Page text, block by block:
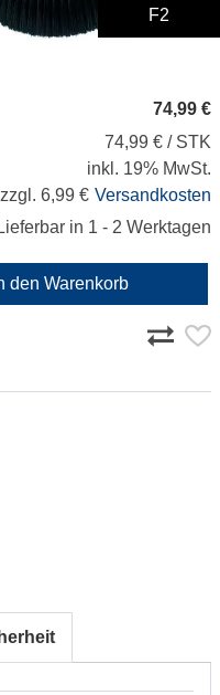
F2
74,99 €
74,99 € / STK
inkl. 19% MwSt.
zzgl. 6,99 € Versandkosten
Lieferbar in 1 - 2 Werktagen
den Warenkorb